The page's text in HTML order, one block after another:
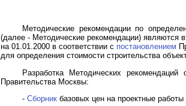
Методические рекомендации по
(далее - Методические рекомендации) являются
на 01.01.2000 в соответствии с постановлением
для определения стоимости строительства
Разработка Методических
Правительства Москвы:
- Сборник базовых цен на проектные